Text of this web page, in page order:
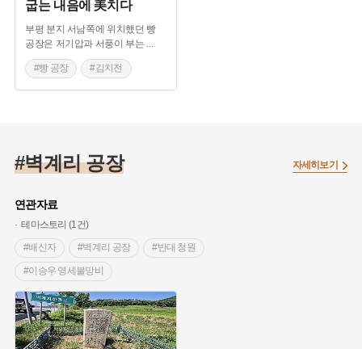
굽는 내음에 美치다
부평 분지 서남쪽에 위치했던 빵
공장은 저기압과 서풍이 부는
#빵 공장 #김치전
#벽계리 공장
연관자료
테마스토리 (1건)
#배신자
#벽계리 공장 #반대 청원
#이승우 영세불망비
자세히보기